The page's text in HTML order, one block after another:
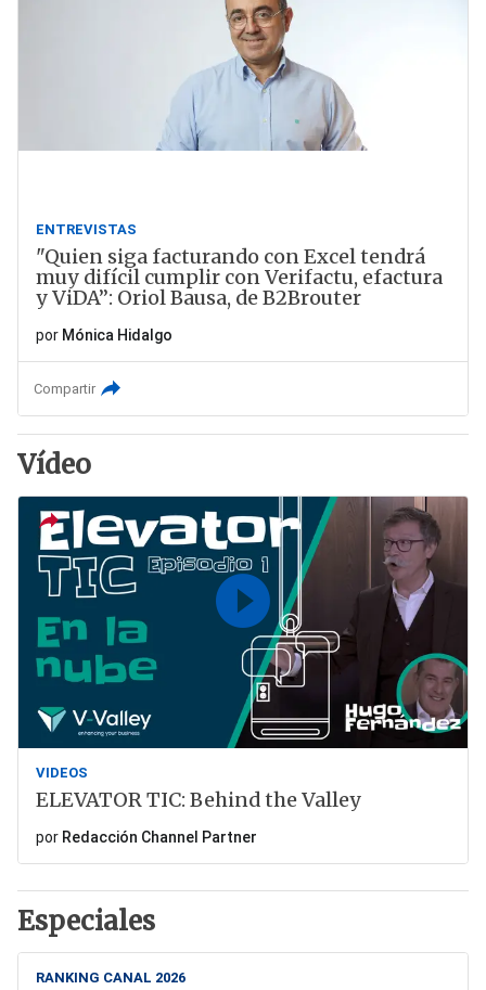
ENTREVISTAS
"Quien siga facturando con Excel tendrá
muy difícil cumplir con Verifactu, efactura
y ViDA”: Oriol Bausa, de B2Brouter
por Mónica Hidalgo
Compartir
Vídeo
VIDEOS
ELEVATOR TIC: Behind the Valley
por Redacción Channel Partner
Especiales
RANKING CANAL 2026